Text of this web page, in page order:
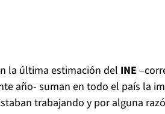
la última estimación del INE
año- suman en todo el país la
trabajando y por alguna